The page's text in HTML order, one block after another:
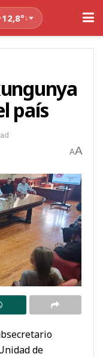
12,8°↓
país
AA
de